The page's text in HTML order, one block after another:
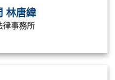
林唐緯
律事務所